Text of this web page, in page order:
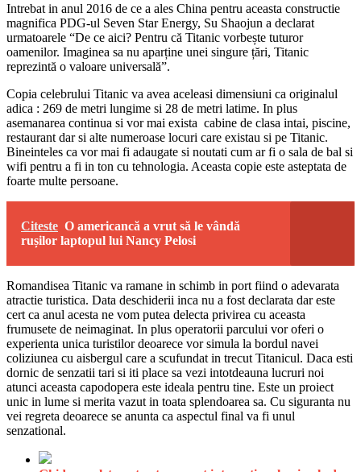
Intrebat in anul 2016 de ce a ales China pentru aceasta constructie
magnifica PDG-ul Seven Star Energy, Su Shaojun a declarat
urmatoarele “De ce aici? Pentru că Titanic vorbește tuturor
oamenilor. Imaginea sa nu aparține unei singure țări, Titanic
reprezintă o valoare universală”.
Copia celebrului Titanic va avea aceleasi dimensiuni ca originalul
adica : 269 de metri lungime si 28 de metri latime. In plus
asemanarea continua si vor mai exista cabine de clasa intai, piscine,
restaurant dar si alte numeroase locuri care existau si pe Titanic.
Bineinteles ca vor mai fi adaugate si noutati cum ar fi o sala de bal si
wifi pentru a fi in ton cu tehnologia. Aceasta copie este asteptata de
foarte multe persoane.
Citeste O americancă a vrut să le vândă
rușilor laptopul lui Nancy Pelosi
Romandisea Titanic va ramane in schimb in port fiind o adevarata
atractie turistica. Data deschiderii inca nu a fost declarata dar este
cert ca anul acesta ne vom putea delecta privirea cu aceasta
frumusete de neimaginat. In plus operatorii parcului vor oferi o
experienta unica turistilor deoarece vor simula la bordul navei
coliziunea cu aisbergul care a scufundat in trecut Titanicul. Daca esti
dornic de senzatii tari si iti place sa vezi intotdeauna lucruri noi
atunci aceasta capodopera este ideala pentru tine. Este un proiect
unic in lume si merita vazut in toata splendoarea sa. Cu siguranta nu
vei regreta deoarece se anunta ca aspectul final va fi unul
senzational.